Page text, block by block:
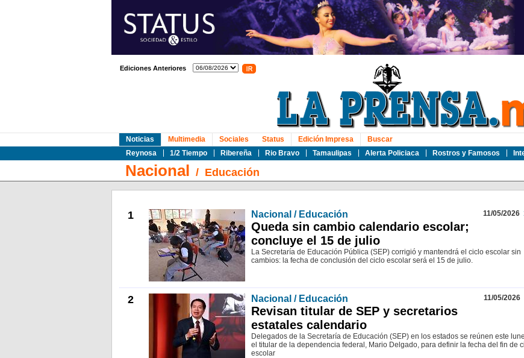
Ediciones Anteriores
Noticias
Reynosa
1/2 Tiempo Ribereña Rio Bravo Tamaulipas Alerta Policiaca Rostros y Famosos
Multimedia Sociales Status Edición Impresa Buscar
Nacional / Educación
1 Nacional / Educación 11/05/2026
Queda sin cambio calendario escolar;
concluye el 15 de julio
La Secretaría de Educación Pública (SEP) corrigió y mantendrá el ciclo escolar sin
cambios: la fecha de conclusión del ciclo escolar será el 15 de julio.
2 Nacional / Educación 11/05/2026
Revisan titular de SEP y secretarios
estatales calendario
Delegados de la Secretaría de Educación (SEP) en los estados se reúnen este
el titular de la dependencia federal, Mario Delgado, para definir la fecha del fin de
escolar